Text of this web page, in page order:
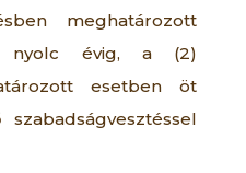
meghatározott
nyolc évig, a (2)
esetben öt